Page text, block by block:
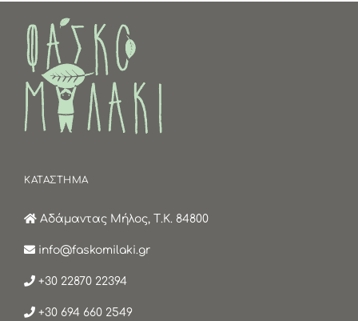
ΚΑΤΑΣΤΗΜΑ
Αδάμαντας Μήλος, Τ.Κ. 84800
info@faskomilaki.gr
+30 22870 22394
+30 694 660 2549